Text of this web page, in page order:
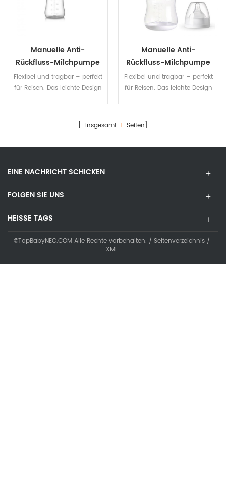
Manuelle Anti-
Rückfluss-Milchpumpe
Aus Silikon Mit Starkem
Saugdeckel
Flexibel und tragbar – perfekt
für Reisen. Das leichte Design
Manuelle Anti-
Rückfluss-Milchpumpe
Aus Silikon Mit Starkem
Saugdeckel
Flexibel und tragbar – perfekt
für Reisen. Das leichte Design
[ Insgesamt 1 Seiten]
EINE NACHRICHT SCHICKEN
FOLGEN SIE UNS
HEISSE TAGS
©TopBabyNEC.COM Alle Rechte vorbehalten. / Seitenverzeichnis /
XML